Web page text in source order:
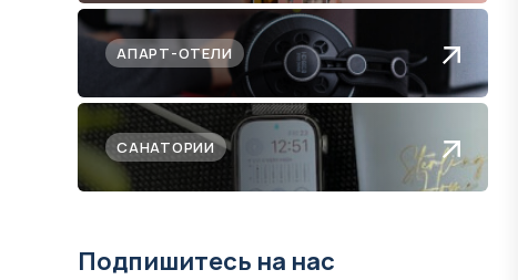
АПАРТ-ОТЕЛИ
САНАТОРИИ
Подпишитесь на нас